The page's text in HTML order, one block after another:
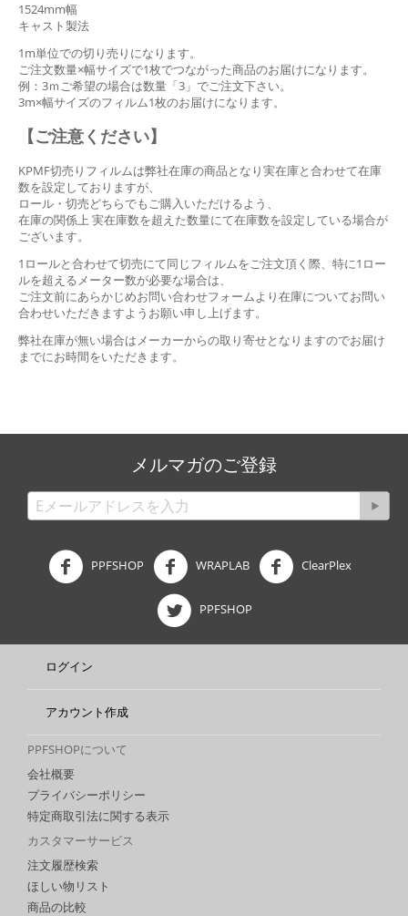
1524mm幅
キャスト製法
1m単位での切り売りになります。
ご注文数量×幅サイズで1枚でつながった商品のお届けになります。
例：3ｍご希望の場合は数量「3」でご注文下さい。
3m×幅サイズのフィルム1枚のお届けになります。
【ご注意ください】
KPMF切売りフィルムは弊社在庫の商品となり実在庫と合わせて在庫
数を設定しておりますが、
ロール・切売どちらでもご購入いただけるよう、
在庫の関係上 実在庫数を超えた数量にて在庫数を設定している場合が
ございます。
1ロールと合わせて切売にて同じフィルムをご注文頂く際、特に1ロー
ルを超えるメーター数が必要な場合は、
ご注文前にあらかじめお問い合わせフォームより在庫についてお問い
合わせいただきますようお願い申し上げます。
弊社在庫が無い場合はメーカーからの取り寄せとなりますのでお届け
までにお時間をいただきます。
メルマガのご登録
PPFSHOP WRAPLAB ClearPlex
PPFSHOP
ログイン
アカウント作成
PPFSHOPについて
会社概要
プライバシーポリシー
特定商取引法に関する表示
カスタマーサービス
注文履歴検索
ほしい物リスト
商品の比較